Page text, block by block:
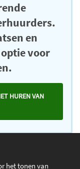
en
voor
HUREN VAN
het tonen van